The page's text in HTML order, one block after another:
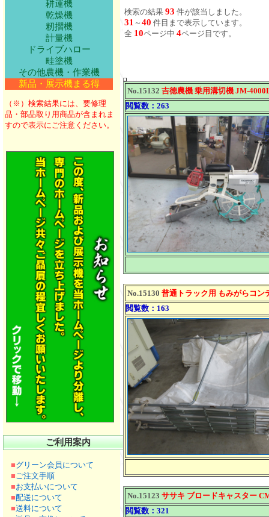
耕運機
乾燥機
籾摺機
計量機
ドライブハロー
畦塗機
その他農機・作業機
新品・展示機まる得
（※）検索結果には、要修理
品・部品取り用商品が含まれま
すので表示にご注意ください。
ご利用案内
■グリーン会員について
■ご注文手順
■お支払いについて
■配送について
■送料について
検索の結果 93 件が該当しました。
31 ～ 40 件目まで表示しています。
全 10ページ中 4ページ目です。
No.15132 吉徳農機 乗用溝切機 JM-
閲覧数：263
No.15130 普通トラック用 もみがらコン
閲覧数：163
No.15123 ササキ ブロードキャスター
閲覧数：321